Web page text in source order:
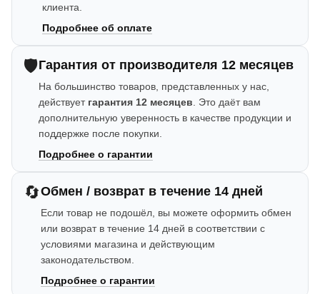
клиента.
Подробнее об оплате
🛡️Гарантия от производителя 12 месяцев
На большинство товаров, представленных у нас,
действует гарантия 12 месяцев . Это даёт вам
дополнительную уверенность в качестве продукции и
поддержке после покупки.
Подробнее о гарантии
🔄Обмен / возврат в течение 14 дней
Если товар не подошёл, вы можете оформить обмен
или возврат в течение 14 дней в соответствии с
условиями магазина и действующим
законодательством.
Подробнее о гарантии